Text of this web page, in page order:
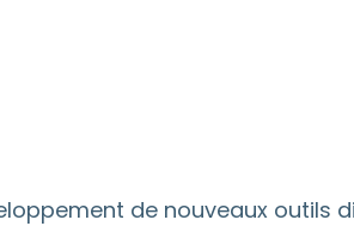
de nouveaux